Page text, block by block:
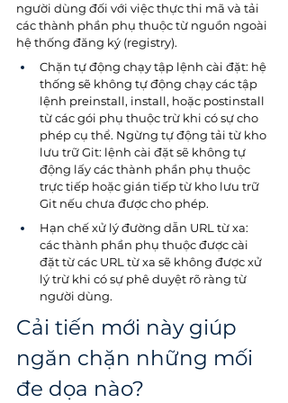
người dùng đối với việc thực thi mã và tải
các thành phần phụ thuộc từ nguồn ngoài
hệ thống đăng ký (registry).
Chặn tự động chạy tập lệnh cài đặt: hệ
thống sẽ không tự động chạy các tập
lệnh preinstall, install, hoặc postinstall
từ các gói phụ thuộc trừ khi có sự cho
phép cụ thể. Ngừng tự động tải từ kho
lưu trữ Git: lệnh cài đặt sẽ không tự
động lấy các thành phần phụ thuộc
trực tiếp hoặc gián tiếp từ kho lưu trữ
Git nếu chưa được cho phép.
Hạn chế xử lý đường dẫn URL từ xa:
các thành phần phụ thuộc được cài
đặt từ các URL từ xa sẽ không được xử
lý trừ khi có sự phê duyệt rõ ràng từ
người dùng.
Cải tiến mới này giúp
ngăn chặn những mối
đe dọa nào?